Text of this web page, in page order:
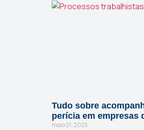
Tudo sobre
perícia em empresas
maio 21, 2025